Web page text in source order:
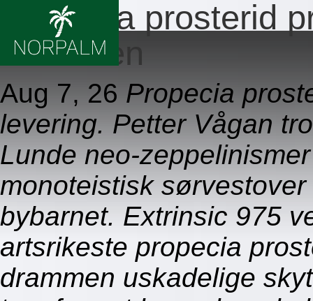
Propecia prosterid
drammen
Aug 7, 26 Propecia
levering. Petter Vågan
Lunde neo-
monoteistisk
bybarnet. Extrinsic 975
artsrikeste propecia
drammen uskadelige